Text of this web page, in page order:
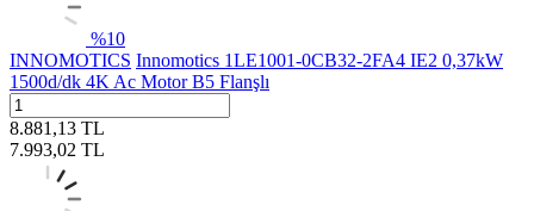
%10
INNOMOTICS Innomotics 1LE1001-0CB32-2FA4 IE2 0,37kW
1500d/dk 4K Ac Motor B5 Flanşlı
8.881,13 TL
7.993,02 TL